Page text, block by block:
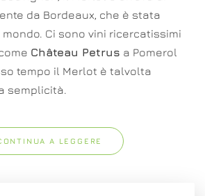
da Bordeaux, che è stata
Ci sono vini ricercatissimi
Château Petrus a Pomerol
tempo il Merlot è talvolta
semplicità.
A LEGGERE